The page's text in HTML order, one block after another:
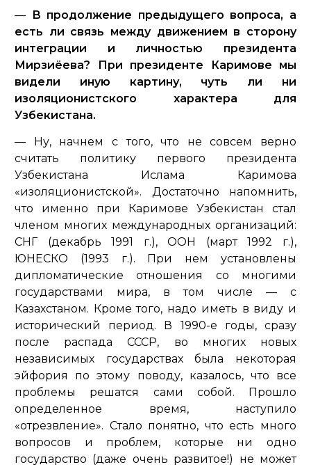
—
В продолжение предыдущего вопроса, а
есть ли связь между движением в сторону
интеграции и личностью президента
Мирзиёева? При президенте Каримове мы
видели иную картину, чуть ли ни
изоляционистского характера для
Узбекистана.
— Ну, начнем с того, что не совсем верно
считать политику первого президента
Узбекистана Ислама Каримова
«изоляционистской». Достаточно напомнить,
что именно при Каримове Узбекистан стал
членом многих международных организаций:
СНГ (декабрь 1991 г.), ООН (март 1992 г.),
ЮНЕСКО (1993 г.). При нем установлены
дипломатические отношения со многими
государствами мира, в том числе — с
Казахстаном. Кроме того, надо иметь в виду и
исторический период. В 1990-е годы, сразу
после распада СССР, во многих новых
независимых государствах была некоторая
эйфория по этому поводу, казалось, что все
проблемы решатся сами собой. Прошло
определенное время, наступило
«отрезвление». Стало понятно, что есть много
вопросов и проблем, которые ни одно
государство (даже очень развитое!) не может